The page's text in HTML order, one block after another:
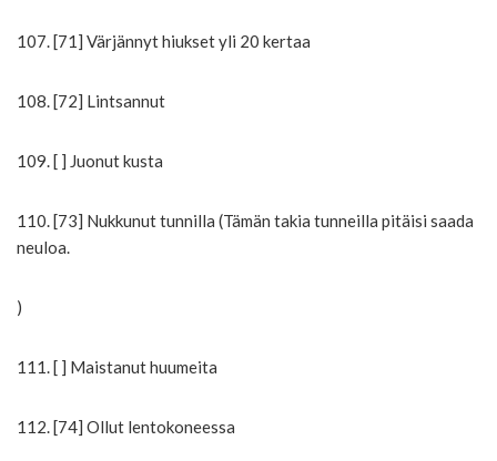
107. [71] Värjännyt hiukset yli 20 kertaa
108. [72] Lintsannut
109. [ ] Juonut kusta
110. [73] Nukkunut tunnilla (Tämän takia tunneilla pitäisi saada
neuloa.
)
111. [ ] Maistanut huumeita
112. [74] Ollut lentokoneessa